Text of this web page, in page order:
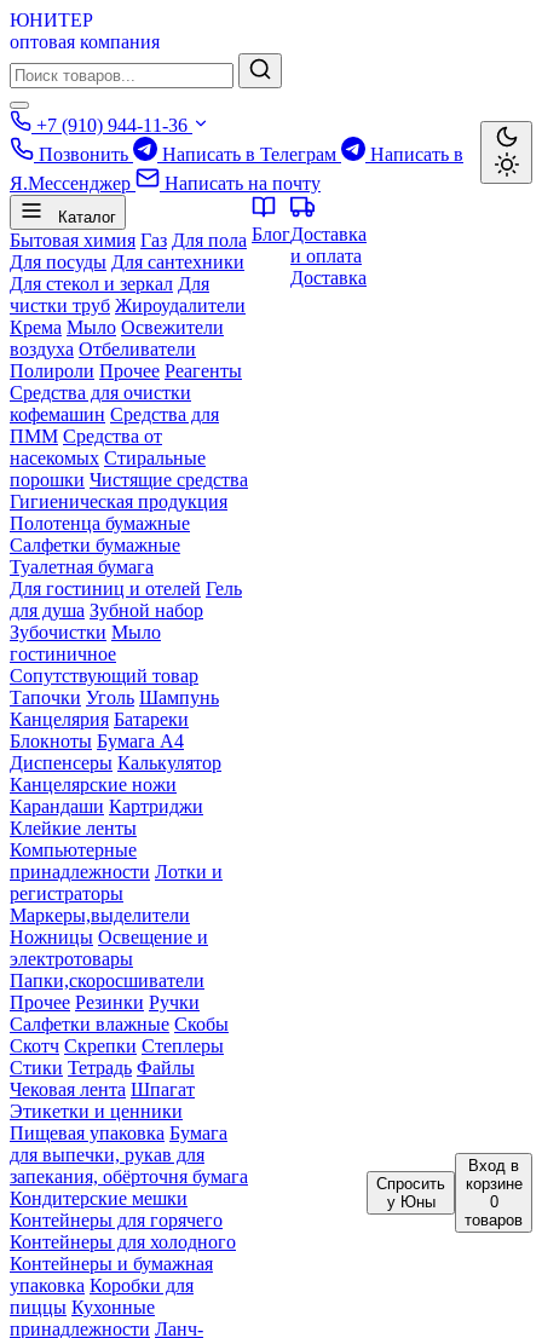
ЮНИТЕР
оптовая компания
+7 (910) 944-11-36
Позвонить
Написать в Телеграм
Написать в
Я.Мессенджер
Написать на почту
Каталог
Бытовая химия Газ Для пола
Для посуды Для сантехники
Для стекол и зеркал Для
чистки труб Жироудалители
Крема Мыло Освежители
воздуха Отбеливатели
Полироли Прочее Реагенты
Средства для очистки
кофемашин Средства для
ПММ Средства от
насекомых Стиральные
порошки Чистящие средства
Гигиеническая продукция
Полотенца бумажные
Салфетки бумажные
Туалетная бумага
Для гостиниц и отелей Гель
для душа Зубной набор
Зубочистки Мыло
гостиничное
Сопутствующий товар
Тапочки Уголь Шампунь
Канцелярия Батареки
Блокноты Бумага А4
Диспенсеры Калькулятор
Канцелярские ножи
Карандаши Картриджи
Клейкие ленты
Компьютерные
принадлежности Лотки и
регистраторы
Маркеры,выделители
Ножницы Освещение и
электротовары
Папки,скоросшиватели
Прочее Резинки Ручки
Салфетки влажные Скобы
Скотч Скрепки Степлеры
Стики Тетрадь Файлы
Чековая лента Шпагат
Этикетки и ценники
Пищевая упаковка Бумага
для выпечки, рукав для
запекания, обёрточня бумага
Кондитерские мешки
Контейнеры для горячего
Контейнеры для холодного
Контейнеры и бумажная
упаковка Коробки для
пиццы Кухонные
принадлежности Ланч-
БлогДоставка
и оплата
Доставка
Спросить
у Юны
Вход в
корзине
0
товаров